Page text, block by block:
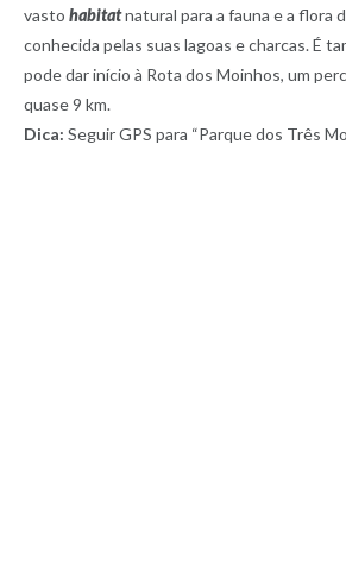
vasto habitatnatural para a fauna e a flora
conhecida pelas suas lagoas e charcas. É
pode dar início à Rota dos Moinhos, um
quase 9 km.
Dica: Seguir GPS para “Parque dos Três